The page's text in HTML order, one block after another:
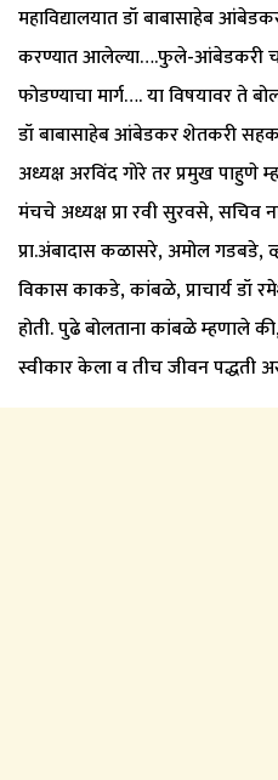
महाविद्यालयात डॉ बाबासाहेब
करण्यात आलेल्या….फुले-आंबेडकरी
फोडण्याचा मार्ग…. या विषयावर ते
डॉ बाबासाहेब आंबेडकर शेतकरी
अध्यक्ष अरविंद गोरे तर प्रमुख पाहुणे
मंचचे अध्यक्ष प्रा रवी सुरवसे, सचिव
प्रा.अंबादास कळासरे, अमोल
विकास काकडे, कांबळे, प्राचार्य डॉ
होती. पुढे बोलताना कांबळे म्हणाले
स्वीकार केला व तीच जीवन पद्धती